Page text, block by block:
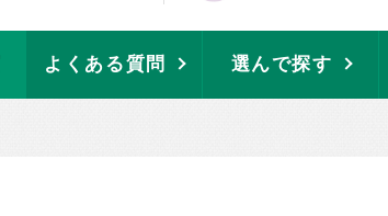
よくある質問 選んで探す